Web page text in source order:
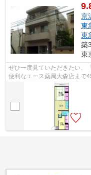
京
東
東
築
東
ぜひ一度見ていただきたい、
便利なエース薬局大森店まで
アクセスの良いマンションで